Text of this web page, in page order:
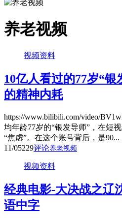
养老视频
视频资料
10亿人看过的77岁“
的精神内耗
https://www.bilibili.com/video/
均年龄77岁的“银发导师”，在短
“焦虑”。在这个账号背后，是90...
11/05229评论养老视频
视频资料
经典电影-大决战之辽
语中字